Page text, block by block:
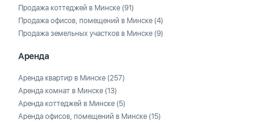
Продажа коттеджей в Минске (91)
Продажа офисов, помещений в Минске (4)
Продажа земельных участков в Минске (9)
Аренда
Аренда квартир в Минске (257)
Аренда комнат в Минске (13)
Аренда коттеджей в Минске (5)
Аренда офисов, помещений в Минске (15)